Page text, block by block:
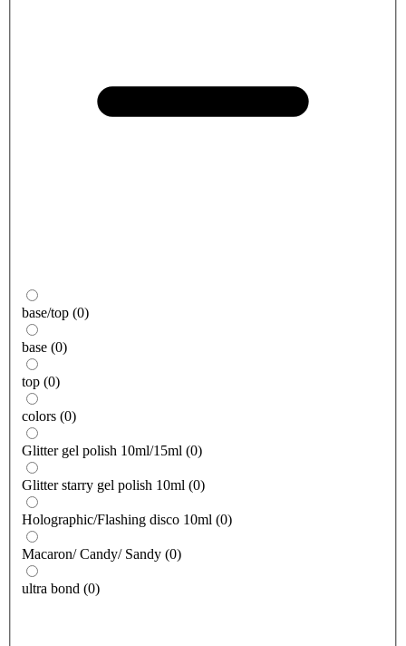
base/top (0)
base (0)
top (0)
colors (0)
Glitter gel polish 10ml/15ml (0)
Glitter starry gel polish 10ml (0)
Holographic/Flashing disco 10ml (0)
Macaron/ Candy/ Sandy (0)
ultra bond (0)